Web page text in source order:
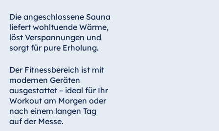
Die angeschlossene Sauna
liefert wohltuende Wärme,
löst Verspannungen und
sorgt für pure Erholung.
Der Fitnessbereich ist mit
modernen Geräten
ausgestattet – ideal für Ihr
Workout am Morgen oder
nach einem langen Tag
auf der Messe.